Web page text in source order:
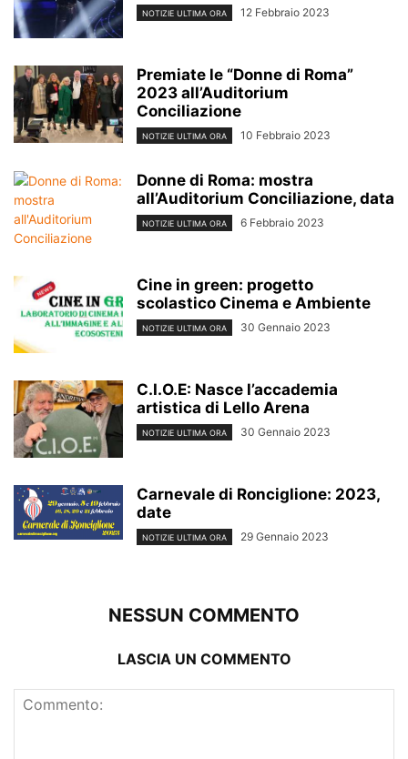
NOTIZIE ULTIMA ORA 12 Febbraio 2023
Premiate le “Donne di Roma”
2023 all’Auditorium
Conciliazione
NOTIZIE ULTIMA ORA 10 Febbraio 2023
Donne di Roma: mostra
all’Auditorium Conciliazione, data
NOTIZIE ULTIMA ORA 6 Febbraio 2023
Cine in green: progetto
scolastico Cinema e Ambiente
NOTIZIE ULTIMA ORA 30 Gennaio 2023
C.I.O.E: Nasce l’accademia
artistica di Lello Arena
NOTIZIE ULTIMA ORA 30 Gennaio 2023
Carnevale di Ronciglione: 2023,
date
NOTIZIE ULTIMA ORA 29 Gennaio 2023
NESSUN COMMENTO
LASCIA UN COMMENTO